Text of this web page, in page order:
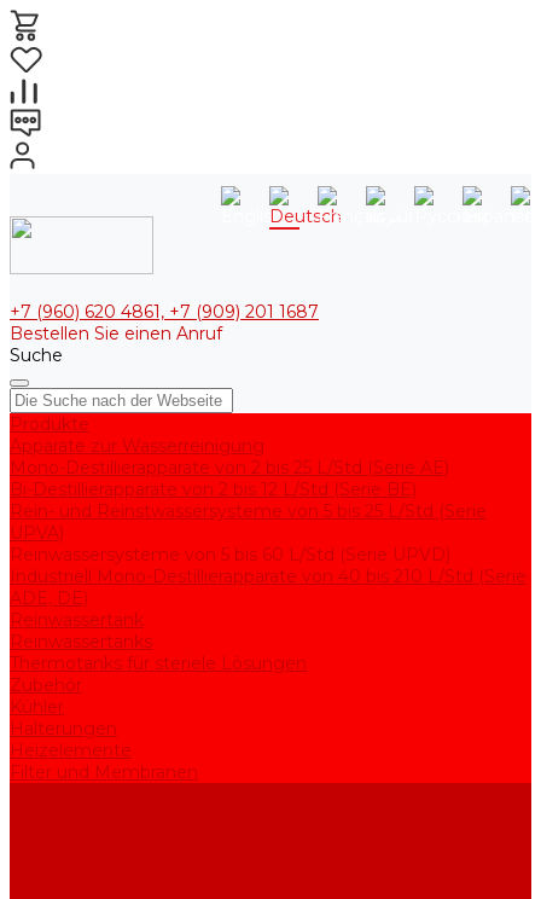
+7 (960) 620 4861, +7 (909) 201 1687
Bestellen Sie einen Anruf
Suche
Produkte
Apparate zur Wasserreinigung
Mono-Destillierapparate von 2 bis 25 L/Std (Serie AE)
Bi-Destillierapparate von 2 bis 12 L/Std (Serie BE)
Rein- und Reinstwassersysteme von 5 bis 25 L/Std (Serie
UPVA)
Reinwassersysteme von 5 bis 60 L/Std (Serie UPVD)
Industriell Mono-Destillierapparate von 40 bis 210 L/Std (Serie
ADE, DE)
Reinwassertank
Reinwassertanks
Thermotanks für steriele Lösungen
Zubehör
Kühler
Halterungen
Heizelemente
Filter und Membranen